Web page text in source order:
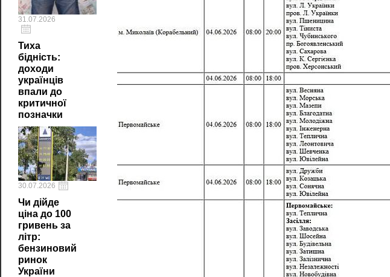
31.07.2026
Тиха
бідність:
доходи
українців
впали до
критичної
позначки
30.07.2026
Чи дійде
ціна до 100
гривень за
літр:
бензиновий
ринок
України